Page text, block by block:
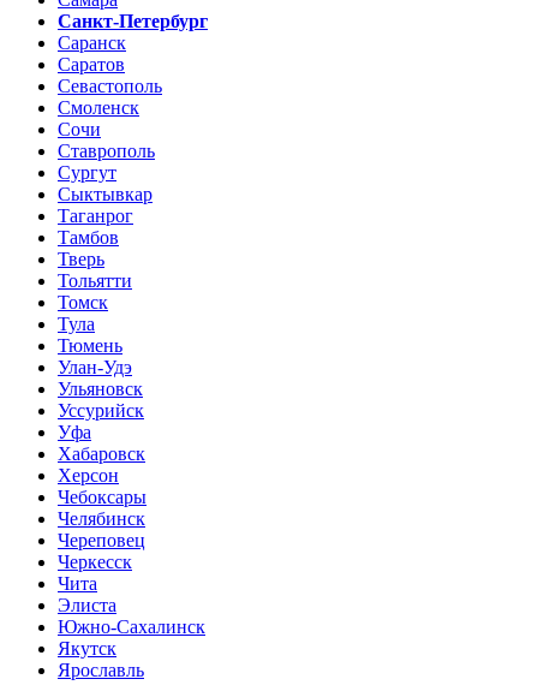
Санкт-Петербург
Саранск
Саратов
Севастополь
Смоленск
Сочи
Ставрополь
Сургут
Сыктывкар
Таганрог
Тамбов
Тверь
Тольятти
Томск
Тула
Тюмень
Улан-Удэ
Ульяновск
Уссурийск
Уфа
Хабаровск
Херсон
Чебоксары
Челябинск
Череповец
Черкесск
Чита
Элиста
Южно-Сахалинск
Якутск
Ярославль